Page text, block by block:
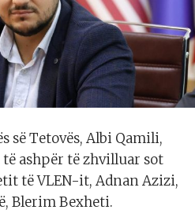
së Tetovës, Albi Qamili,
ashpër të zhvilluar sot
të VLEN-it, Adnan Azizi,
Blerim Bexheti.